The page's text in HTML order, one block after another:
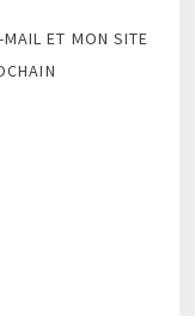
ET MON SITE